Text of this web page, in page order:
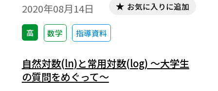
2020年08月14日
高 数学 指導資料
お気に入りに追加
自然対数(ln)と常用対数(log) ～大学生
の質問をめぐって～